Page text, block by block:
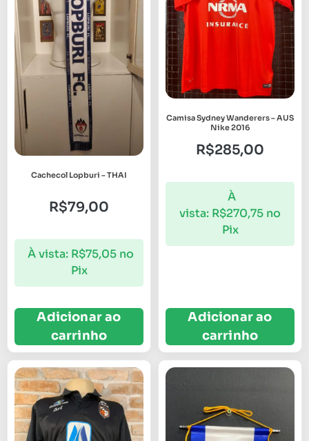
Cachecol Lopburi – THAI
R$79,00
À vista: R$75,05 no
Pix
Adicionar ao
carrinho
Camisa Sydney Wanderers – AUS
Nike 2016
R$285,00
À
vista: R$270,75 no
Pix
Adicionar ao
carrinho